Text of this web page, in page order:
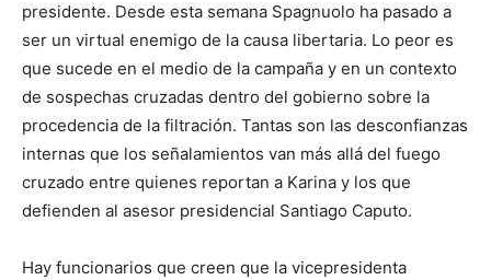
presidente. Desde esta semana Spagnuolo ha pasado a
ser un virtual enemigo de la causa libertaria. Lo peor es
que sucede en el medio de la campaña y en un contexto
de sospechas cruzadas dentro del gobierno sobre la
procedencia de la filtración. Tantas son las desconfianzas
internas que los señalamientos van más allá del fuego
cruzado entre quienes reportan a Karina y los que
defienden al asesor presidencial Santiago Caputo.
Hay funcionarios que creen que la vicepresidenta